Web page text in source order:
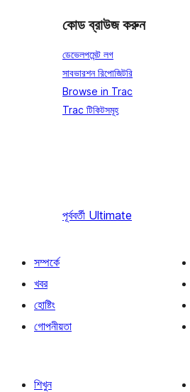
কোড ব্রাউজ করুন
ডেভেলপমেন্ট লগ
সাবভারশন রিপোজিটরি
Browse in Trac
Trac টিকিটসমূহ
পূর্ববর্তী Ultimate
সম্পর্কে
খবর
হোষ্টিং
গোপনীয়তা
শিখুন